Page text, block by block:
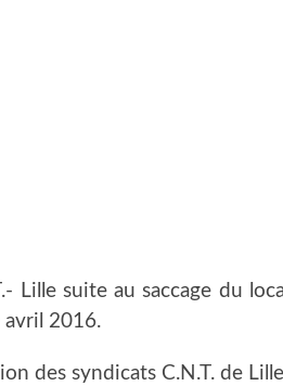
Lille suite au saccage du
avril 2016.
des syndicats C.N.T. de